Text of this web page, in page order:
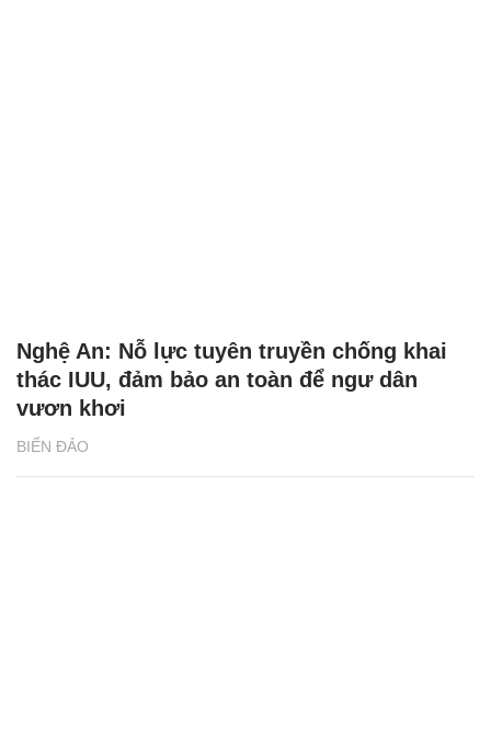
BIỂN ĐẢO
Nghệ An: Nỗ lực tuyên truyền chống khai
thác IUU, đảm bảo an toàn để ngư dân
vươn khơi